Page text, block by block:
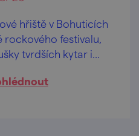
hřiště v Bohuticích
rockového festivalu,
tvrdších kytar i